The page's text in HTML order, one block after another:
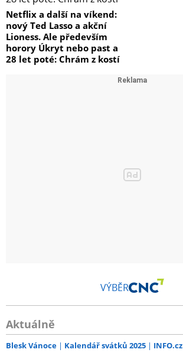
Netflix a další na víkend:
nový Ted Lasso a akční
Lioness. Ale především
horory Úkryt nebo past a
28 let poté: Chrám z kostí
VÝBĚR
Aktuálně
Blesk Vánoce Kalendář svátků 2025 INFO.cz